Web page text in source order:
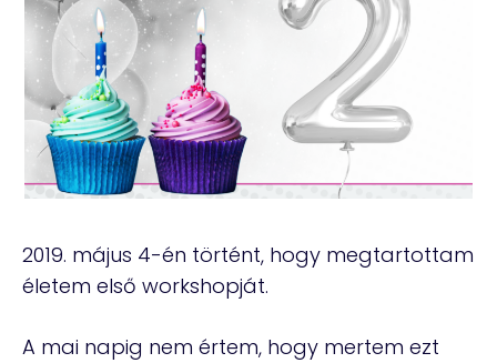
2019. május 4-én történt, hogy megtartottam
életem első workshopját.
A mai napig nem értem, hogy mertem ezt